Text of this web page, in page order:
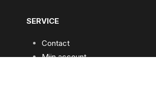
SERVICE
Contact
Mijn account